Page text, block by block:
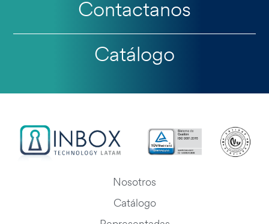
Contactanos
Catálogo
Nosotros
Catálogo